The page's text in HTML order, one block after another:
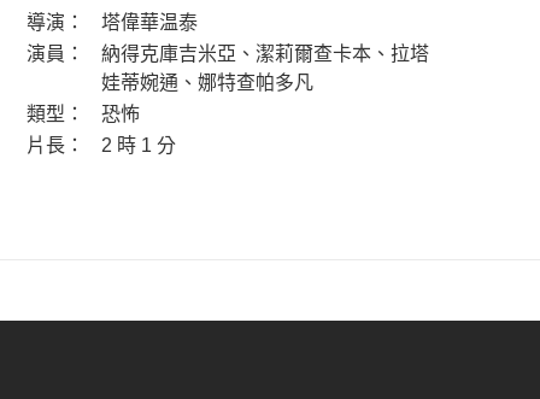
導演：
塔偉華温泰
演員：
納得克庫吉米亞、潔莉爾查卡本、拉塔
娃蒂婉通、娜特查帕多凡
類型：
恐怖
片長：
2 時 1 分